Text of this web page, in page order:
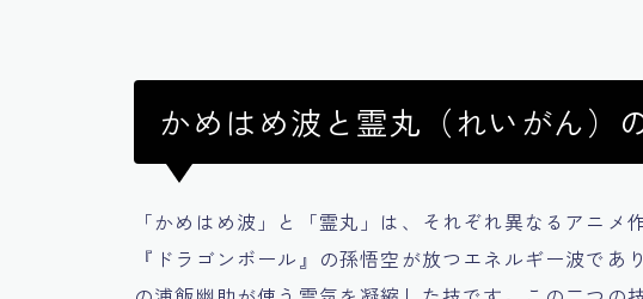
かめはめ波と霊丸（れいがん）
「かめはめ波」と「霊丸」は、それぞれ異なるアニ
『ドラゴンボール』の孫悟空が放つエネルギー波で